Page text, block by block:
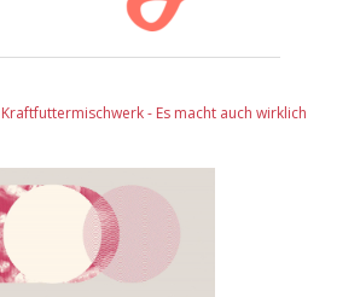
- Es macht auch wirklich